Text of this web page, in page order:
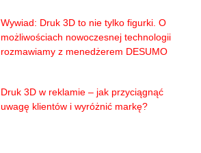
Wywiad: Druk 3D to nie tylko figurki. O
możliwościach nowoczesnej technologii
rozmawiamy z menedżerem DESUMO
Druk 3D w reklamie – jak przyciągnąć
uwagę klientów i wyróżnić markę?